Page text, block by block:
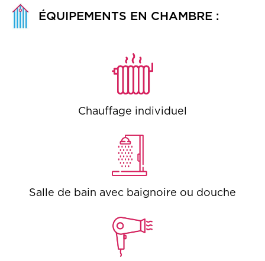
ÉQUIPEMENTS EN CHAMBRE :
Chauffage individuel
Salle de bain avec baignoire ou douche